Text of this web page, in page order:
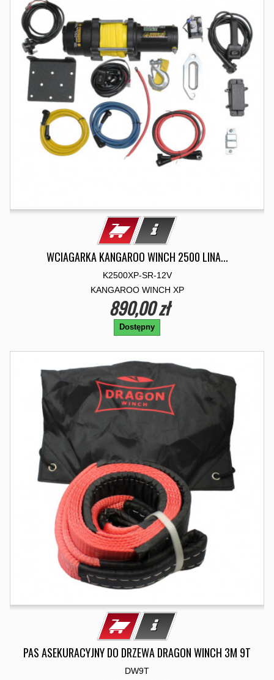
WCIAGARKA KANGAROO WINCH 2500 LINA...
K2500XP-SR-12V
KANGAROO WINCH XP
890,00 zł
Dostępny
PAS ASEKURACYJNY DO DRZEWA DRAGON WINCH 3M 9T
DW9T